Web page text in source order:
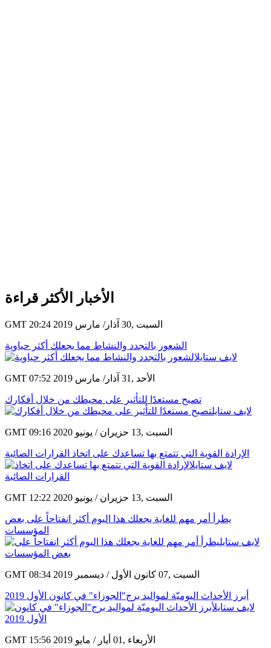
الأخبار الأكثر قراءة
GMT 20:24 2019 السبت ,30 آذار/ مارس
الشعور بالتجدد والنشاط مما يجعلك أكثر حياوية
GMT 07:52 2019 الأحد ,31 آذار/ مارس
تصبح مستعدًا للتأثير على محيطك من خلال أفكارك
GMT 09:16 2020 السبت ,13 حزيران / يونيو
الإرادة القوية التي تتمتع بها تساعدك على اتخاذ القرارات الصائبة
GMT 12:22 2020 السبت ,13 حزيران / يونيو
يطرأ أمر مهم للغاية يجعلك هذا اليوم أكثر انفتاحاً على بعض
المؤسسات
GMT 08:34 2019 السبت ,07 كانون الأول / ديسمبر
أبرز الأحداث اليوميّة لمواليد برج"الجوزاء" في كانون الأول 2019
GMT 15:56 2019 الأربعاء ,01 أيار / مايو